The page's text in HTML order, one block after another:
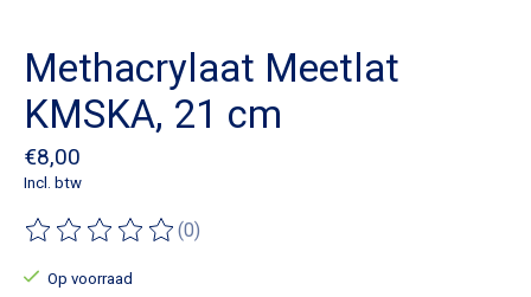
Methacrylaat Meetlat
KMSKA, 21 cm
€8,00
Incl. btw
De beoordeling van dit product is
(0)
Op voorraad